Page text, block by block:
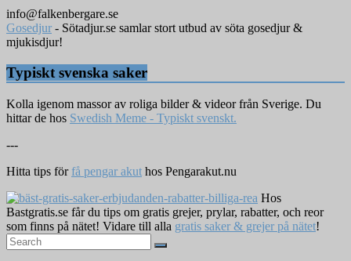
info@falkenbergare.se
Gosedjur - Sötadjur.se samlar stort utbud av söta gosedjur &
mjukisdjur!
Typiskt svenska saker
Kolla igenom massor av roliga bilder & videor från Sverige. Du
hittar de hos Swedish Meme - Typiskt svenskt.
---
Hitta tips förfå pengar akut hos Pengarakut.nu
Hos
Bastgratis.se får du tips om gratis grejer, prylar, rabatter, och reor
som finns på nätet! Vidare till alla gratis saker & grejer på nätet!